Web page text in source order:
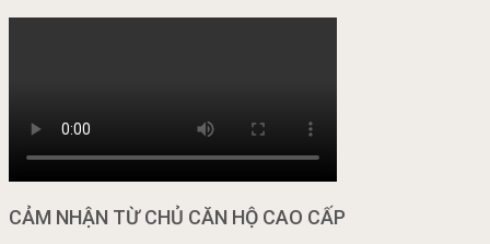
CẢM NHẬN TỪ CHỦ CĂN HỘ CAO CẤP